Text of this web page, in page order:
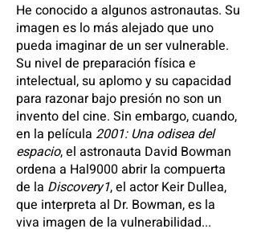
He conocido a algunos astronautas. Su
imagen es lo más alejado que uno
pueda imaginar de un ser vulnerable.
Su nivel de preparación física e
intelectual, su aplomo y su capacidad
para razonar bajo presión no son un
invento del cine. Sin embargo, cuando,
en la película 2001: Una odisea del
espacio, el astronauta David Bowman
ordena a Hal9000 abrir la compuerta
de la Discovery1, el actor Keir Dullea,
que interpreta al Dr. Bowman, es la
viva imagen de la vulnerabilidad...